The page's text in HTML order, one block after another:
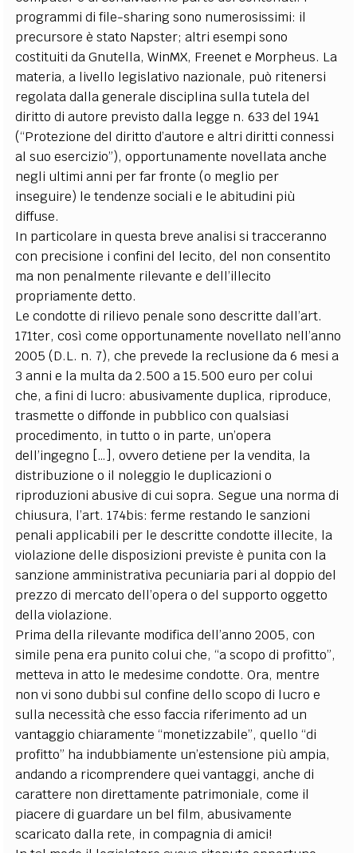
programmi di file-sharing sono numerosissimi: il
precursore è stato Napster; altri esempi sono
costituiti da Gnutella, WinMX, Freenet e Morpheus. La
materia, a livello legislativo nazionale, può ritenersi
regolata dalla generale disciplina sulla tutela del
diritto di autore previsto dalla legge n. 633 del 1941
(“Protezione del diritto d’autore e altri diritti connessi
al suo esercizio”), opportunamente novellata anche
negli ultimi anni per far fronte (o meglio per
inseguire) le tendenze sociali e le abitudini più
diffuse.
In particolare in questa breve analisi si tracceranno
con precisione i confini del lecito, del non consentito
ma non penalmente rilevante e dell’illecito
propriamente detto.
Le condotte di rilievo penale sono descritte dall’art.
171ter, così come opportunamente novellato nell’anno
2005 (D.L. n. 7), che prevede la reclusione da 6 mesi a
3 anni e la multa da 2.500 a 15.500 euro per colui
che, a fini di lucro: abusivamente duplica, riproduce,
trasmette o diffonde in pubblico con qualsiasi
procedimento, in tutto o in parte, un’opera
dell’ingegno […], ovvero detiene per la vendita, la
distribuzione o il noleggio le duplicazioni o
riproduzioni abusive di cui sopra. Segue una norma di
chiusura, l’art. 174bis: ferme restando le sanzioni
penali applicabili per le descritte condotte illecite, la
violazione delle disposizioni previste è punita con la
sanzione amministrativa pecuniaria pari al doppio del
prezzo di mercato dell’opera o del supporto oggetto
della violazione.
Prima della rilevante modifica dell’anno 2005, con
simile pena era punito colui che, “a scopo di profitto”,
metteva in atto le medesime condotte. Ora, mentre
non vi sono dubbi sul confine dello scopo di lucro e
sulla necessità che esso faccia riferimento ad un
vantaggio chiaramente “monetizzabile”, quello “di
profitto” ha indubbiamente un’estensione più ampia,
andando a ricomprendere quei vantaggi, anche di
carattere non direttamente patrimoniale, come il
piacere di guardare un bel film, abusivamente
scaricato dalla rete, in compagnia di amici!